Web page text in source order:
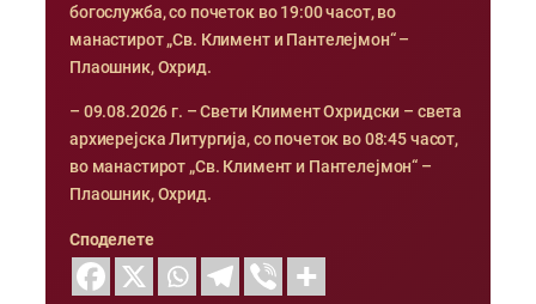
богослужба, со почеток во 19:00 часот, во
манастирот „Св. Климент и Пантелејмон“ –
Плаошник, Охрид.
– 09.08.2026 г. – Свети Климент Охридски – света
архиерејска Литургија, со почеток во 08:45 часот,
во манастирот „Св. Климент и Пантелејмон“ –
Плаошник, Охрид.
Споделете